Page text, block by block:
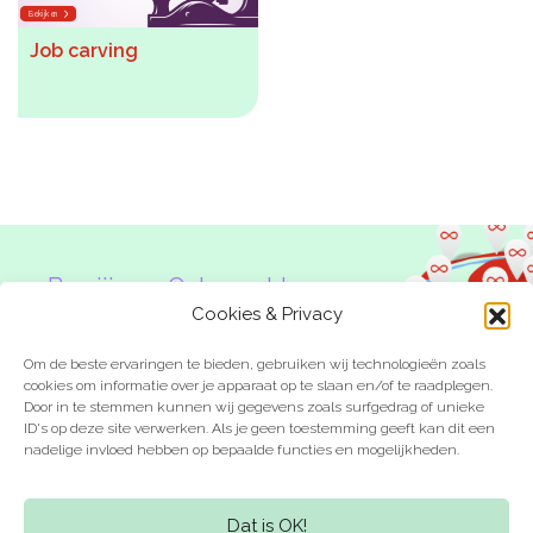
Cookies & Privacy
Om de beste ervaringen te bieden, gebruiken wij technologieën zoals
cookies om informatie over je apparaat op te slaan en/of te raadplegen.
Door in te stemmen kunnen wij gegevens zoals surfgedrag of unieke
ID's op deze site verwerken. Als je geen toestemming geeft kan dit een
nadelige invloed hebben op bepaalde functies en mogelijkheden.
Dat is OK!
Cookiebeleid (EU)
Bekijken
Job carving
Ben jij een Onbeperkte
Laat je inspireren